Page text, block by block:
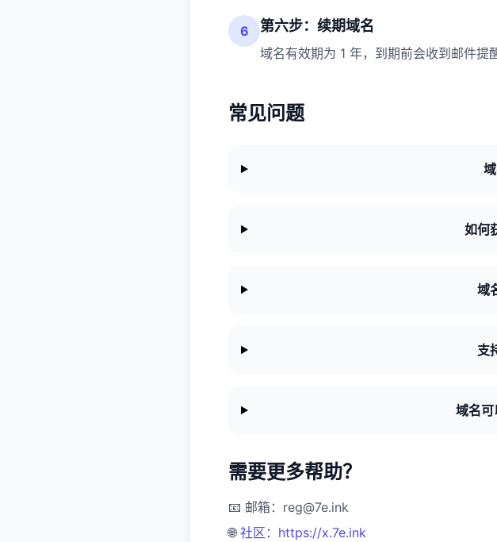
6 第六步：续期域名
域名有效期为 1 年，到期前会收到邮件提
常见问题
如何
域
支
域名可
需要更多帮助？
📧 邮箱：reg@7e.ink
🌐 社区：https://x.7e.ink